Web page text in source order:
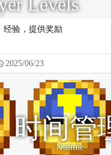
经验，提供奖励
2025/06/23
时间管
Notime